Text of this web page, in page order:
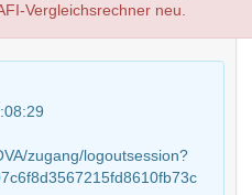
Vergleichsrechner neu.
zugang/logoutsession?